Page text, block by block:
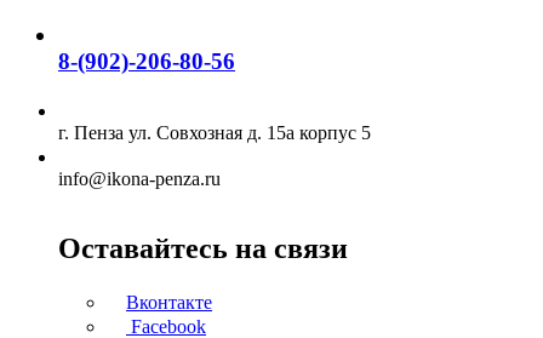
8-(902)-206-80-56
г. Пенза ул. Совхозная д. 15а корпус 5
info@ikona-penza.ru
Оставайтесь на связи
Вконтакте
Facebook